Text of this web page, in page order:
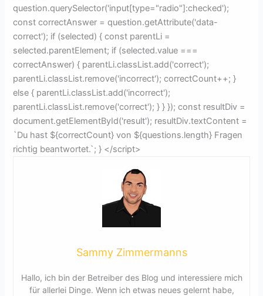
question.querySelector('input[type="radio"]:checked');
const correctAnswer = question.getAttribute('data-
correct'); if (selected) { const parentLi =
selected.parentElement; if (selected.value ===
correctAnswer) { parentLi.classList.add('correct');
parentLi.classList.remove('incorrect'); correctCount++; }
else { parentLi.classList.add('incorrect');
parentLi.classList.remove('correct'); } } }); const resultDiv =
document.getElementById('result'); resultDiv.textContent =
`Du hast ${correctCount} von ${questions.length} Fragen
richtig beantwortet.`; } </script>
Sammy Zimmermanns
Hallo, ich bin der Betreiber des Blog und interessiere mich
für allerlei Dinge. Wenn ich etwas neues gelernt habe,